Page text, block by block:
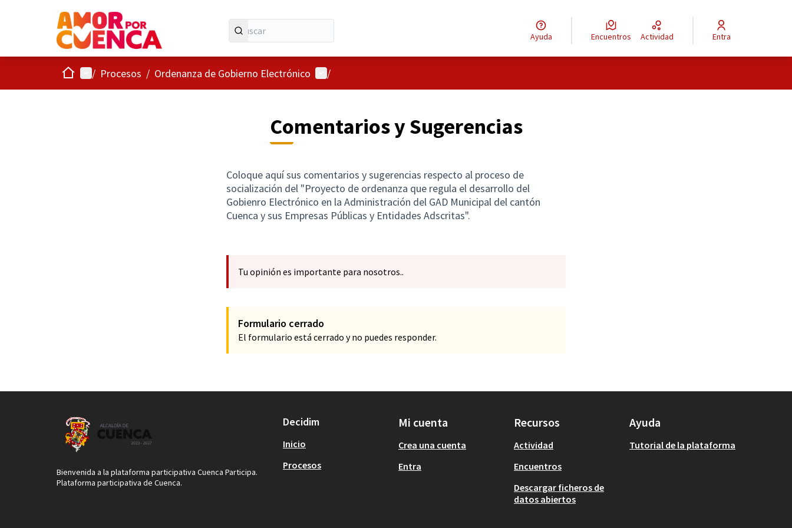
Ayuda Encuentros Actividad Entra
InicioMenú principal
/ Procesos / Ordenanza de Gobierno Electrónico Menú de usuario
/
Comentarios y Sugerencias
Coloque aquí sus comentarios y sugerencias respecto al proceso de
socialización del "Proyecto de ordenanza que regula el desarrollo del
Gobienro Electrónico en la Administración del GAD Municipal del cantón
Cuenca y sus Empresas Públicas y Entidades Adscritas".
Tu opinión es importante para nosotros..
Formulario cerrado
El formulario está cerrado y no puedes responder.
Bienvenida a la plataforma participativa Cuenca Participa.
Plataforma participativa de Cuenca.
Decidim
Inicio
Procesos
Mi cuenta
Crea una cuenta
Entra
Recursos
Actividad
Encuentros
Descargar ficheros de
datos abiertos
Ayuda
Tutorial de la plataforma